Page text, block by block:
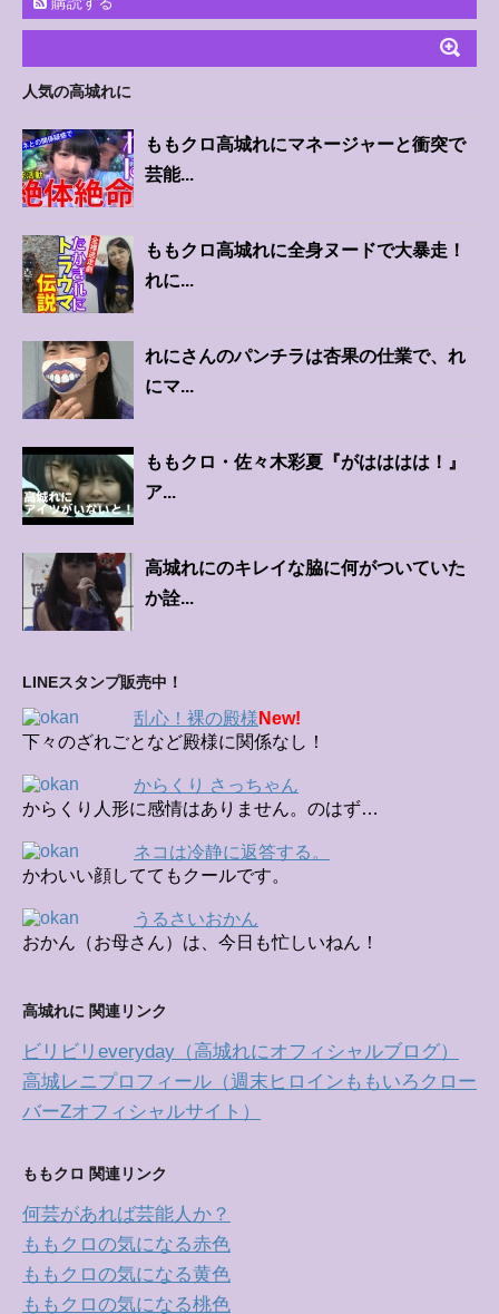
人気の高城れに
ももクロ高城れにマネージャーと衝突で
芸能...
ももクロ高城れに全身ヌードで大暴走！
れに...
れにさんのパンチラは杏果の仕業で、れ
にマ...
ももクロ・佐々木彩夏『がはははは！』
ア...
高城れにのキレイな脇に何がついていた
か詮...
LINEスタンプ販売中！
乱心！裸の殿様 New!
下々のざれごとなど殿様に関係なし！
からくり さっちゃん
からくり人形に感情はありません。のはず…
ネコは冷静に返答する。
かわいい顔しててもクールです。
うるさいおかん
おかん（お母さん）は、今日も忙しいねん！
高城れに 関連リンク
ビリビリeveryday（高城れにオフィシャルブログ）
高城レニプロフィール（週末ヒロインももいろクロー
バーZオフィシャルサイト）
ももクロ 関連リンク
何芸があれば芸能人か？
ももクロの気になる赤色
ももクロの気になる黄色
ももクロの気になる桃色